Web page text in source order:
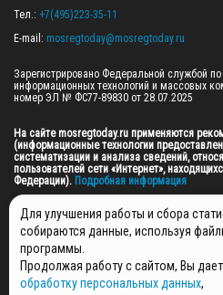
Тел.: +7(495)223-35-11
E-mail: mosregtoday@mosregtoday.ru
Зарегистрировано Федеральной службой
информационных технологий и массовых
номер ЭЛ № ФС77-89830 от 28.07.2025
На сайте mosregtoday.ru применяются
(информационные технологии
систематизации и анализа сведений,
пользователей сети «Интернет»,
Федерации). Подробная информация
© 2026 ПРАВА НА ВСЕ МАТЕРИАЛЫ САЙТА
МЕДИА" (ОГРН: 1255000059467).
ПОЛИТИКА ОБРАБОТКИ И ЗАЩИТЫ
Для улучшения работы и сбора
собираются данные, используя
программы.
Продолжая работу с сайтом, Вы
обработку персональных данных,